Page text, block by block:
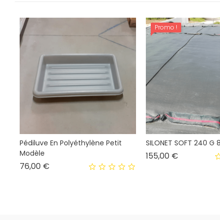
Pédiluve En Polyéthylène Petit
Modèle
76,00 €
Promo !
SILONET SOFT 240 G
155,00 €Prix